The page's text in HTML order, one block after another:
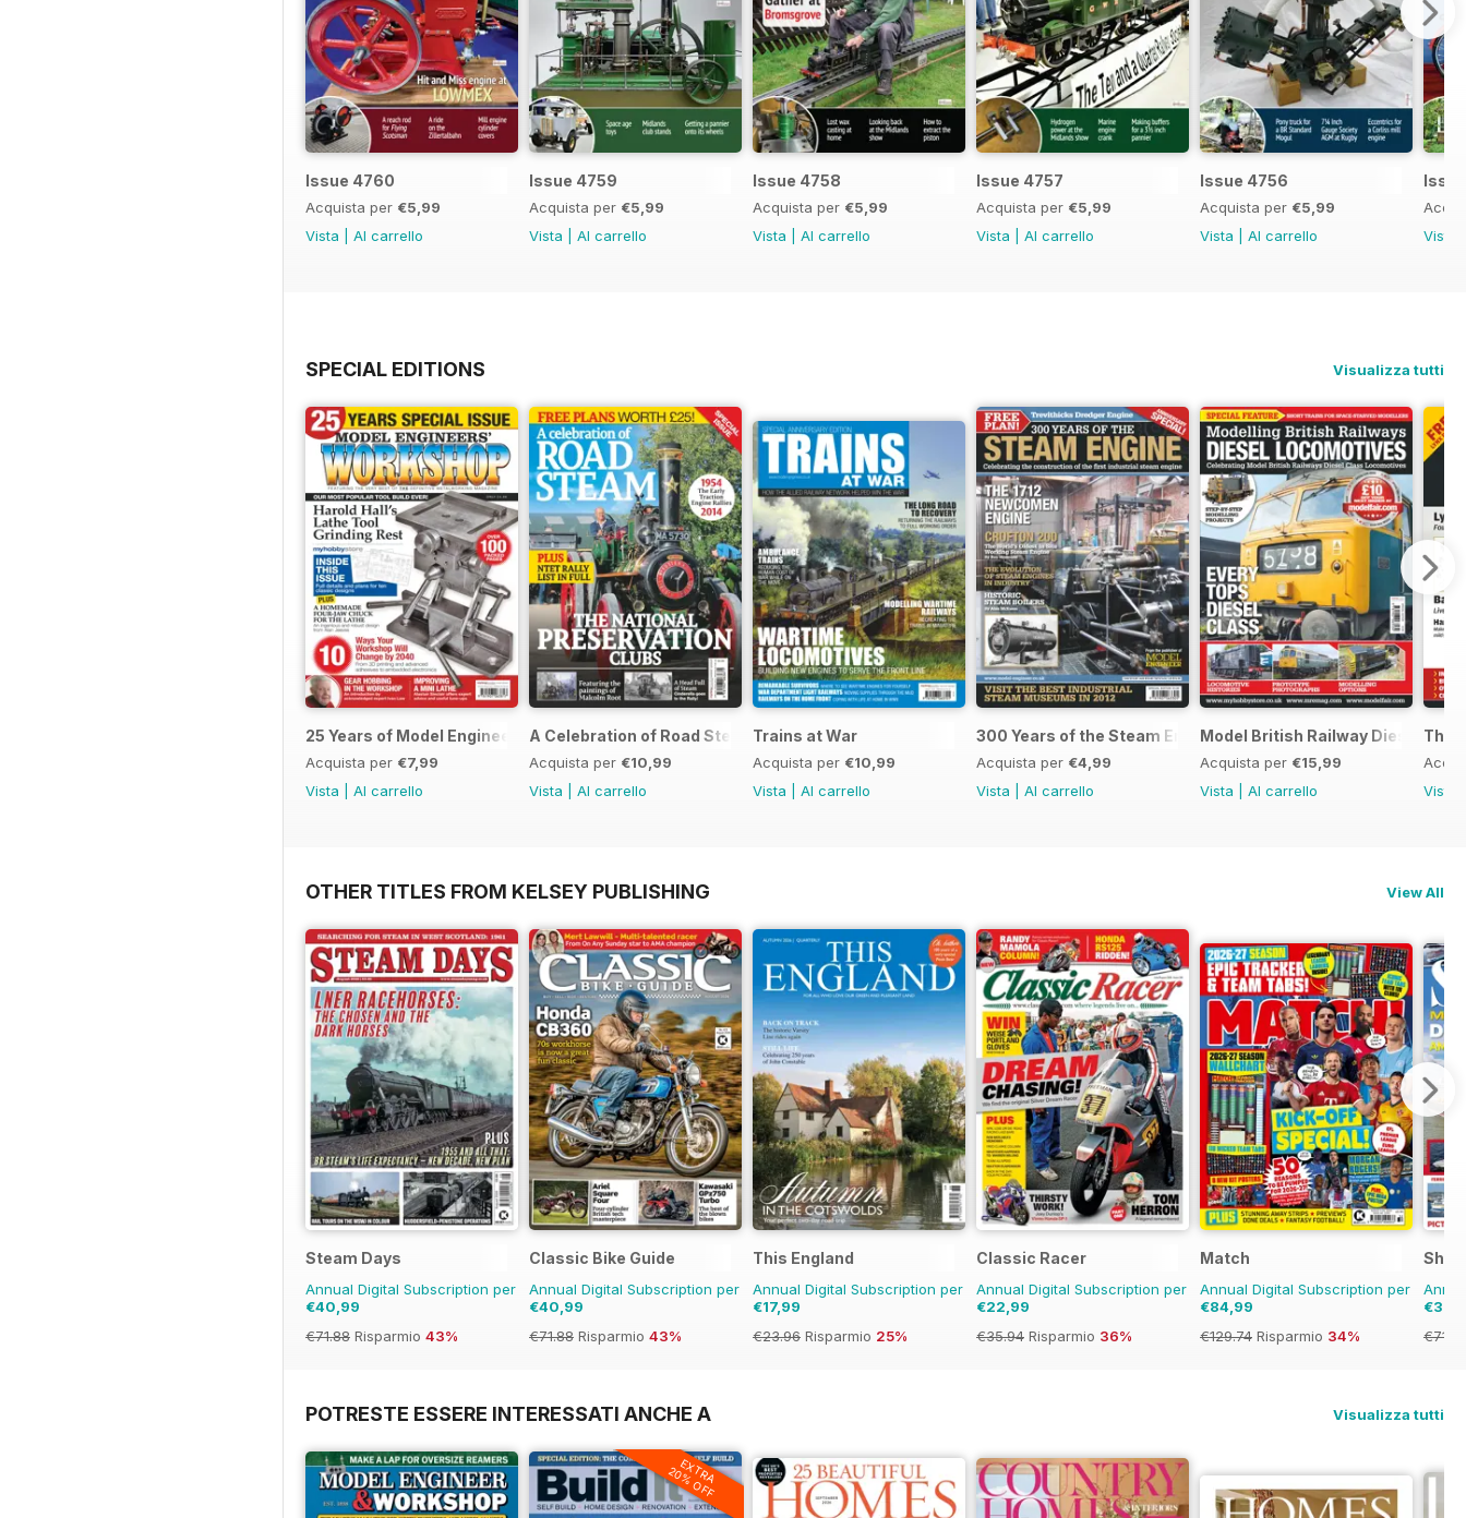
Issue 4760
Acquista per €5,99
Vista
Al carrello
Issue 4759
Acquista per €5,99
Vista
Al carrello
Issue 4758
Acquista per €5,99
Vista
Al carrello
Issue 4757
Acquista per €5,99
Vista
Al carrello
Issue 4756
Acquista per €5,99
Vista
Al carrello
Vista
SPECIAL EDITIONS Visualizza tutti
25 Years of Model Engineers Workshop Special
Acquista per €7,99
Vista
Al carrello
A Celebration of Road Steam
Acquista per €10,99
Vista
Al carrello
Trains at War
Acquista per €10,99
Vista
Al carrello
300 Years of the Steam Engine
Acquista per €4,99
Vista
Al carrello
Model British Railway Diesel
Acquista per €15,99
Vista
Al carrello
The
Vista
OTHER TITLES FROM KELSEY PUBLISHING View All
Steam Days
Annual Digital Subscription per
€40,99
€71.88 Risparmio 43%
Classic Bike Guide
Annual Digital Subscription per
€40,99
€71.88 Risparmio 43%
This England
Annual Digital Subscription per
€17,99
€23.96 Risparmio 25%
Classic Racer
Annual Digital Subscription per
€22,99
€35.94 Risparmio 36%
Match
Annual Digital Subscription per
€84,99
€129.74 Risparmio 34%
POTRESTE ESSERE INTERESSATI ANCHE A Visualizza tutti
EXTRA
20% OFF